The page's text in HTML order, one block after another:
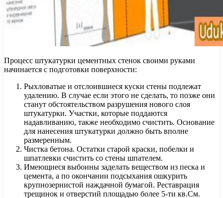
Процесс штукатурки цементных стенок своими руками
начинается с подготовки поверхности:
Рыхловатые и отслоившиеся куски стены подлежат
удалению. В случае если этого не сделать, то позже они
станут обстоятельством разрушения нового слоя
штукатурки. Участки, которые поддаются
надавливанию, также необходимо счистить. Основание
для нанесения штукатурки должно быть вполне
размеренным.
Чистка бетона. Остатки старой краски, побелки и
шпатлевки счистить со стены шпателем.
Имеющиеся выбоины заделать веществом из песка и
цемента, а по окончании подсыхания ошкурить
крупнозернистой наждачной бумагой. Реставрация
трещинок и отверстий площадью более 5-ти кв.См.